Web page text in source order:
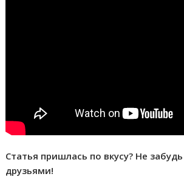
Статья пришлась по вкусу? Не
друзьями!